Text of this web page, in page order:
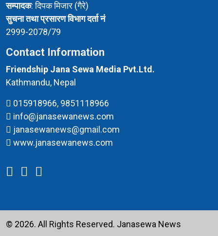
सम्पादक: दिपक मिजार (गैरे)
सुचना तथा प्रसारण विभाग दर्ता नं
2999-2078/79
Contact Information
Friendship Jana Sewa Media Pvt.Ltd.
Kathmandu, Nepal
015918966, 9851118966
info@janasewanews.com
janasewanews@gmail.com
www.janasewanews.com
© 2026. All Rights Reserved. Janasewa News